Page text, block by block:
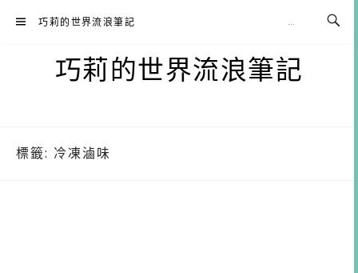
巧莉的世界流浪筆記
巧莉的世界流浪筆記
標籤: 冷凍滷味